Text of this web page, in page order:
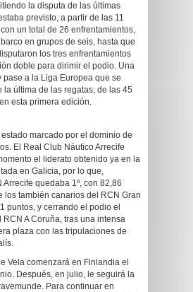
la disputa de las últimas
previsto, a partir de las 11
un total de 26 enfrentamientos,
en grupos de seis, hasta que
los tres enfrentamientos
doble para dirimir el podio. Una
pase a la Liga Europea que se
la última de las regatas; de las 45
esta primera edición.
marcado por el dominio de
El Real Club Náutico Arrecife
el liderato obtenido ya en la
en Galicia, por lo que,
quedaba 1º, con 82,86
los también canarios del RCN Gran
puntos, y cerrando el podio el
A Coruña, tras una intensa
plaza con las tripulaciones de
Vela comenzará en Finlandia el
Después, en julio, le seguirá la
Para continuar en